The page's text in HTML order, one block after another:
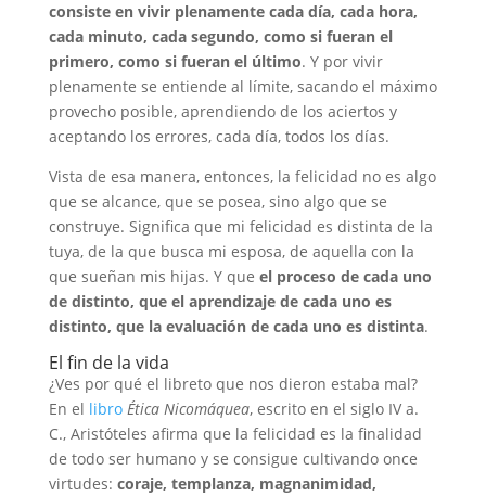
consiste en vivir plenamente cada día, cada hora,
cada minuto, cada segundo, como si fueran el
primero, como si fueran el último. Y por vivir
plenamente se entiende al límite, sacando el máximo
provecho posible, aprendiendo de los aciertos y
aceptando los errores, cada día, todos los días.
Vista de esa manera, entonces, la felicidad no es algo
que se alcance, que se posea, sino algo que se
construye. Significa que mi felicidad es distinta de la
tuya, de la que busca mi esposa, de aquella con la
que sueñan mis hijas. Y que el proceso de cada uno
de distinto, que el aprendizaje de cada uno es
distinto, que la evaluación de cada uno es distinta.
El fin de la vida
¿Ves por qué el libreto que nos dieron estaba mal?
En el libro Ética Nicomáquea, escrito en el siglo IV a.
C., Aristóteles afirma que la felicidad es la finalidad
de todo ser humano y se consigue cultivando once
virtudes: coraje, templanza, magnanimidad,